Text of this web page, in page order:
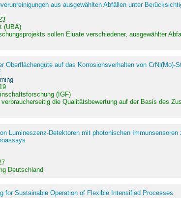
aus ausgewählten Abfällen unter
(UBA)
sollen Eluate verschiedener, ausgewählter
Oberflächengüte auf das Korrosionsverhalten von
(IGF)
die Qualitätsbewertung auf der Basis des
Lumineszenz-Detektoren mit photonischen
Deutschland
for Sustainable Operation of Flexible Intensified Processes